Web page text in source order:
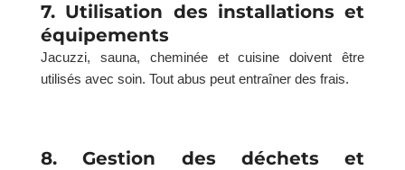
7. Utilisation des installations et
équipements
Jacuzzi, sauna, cheminée et cuisine doivent être
utilisés avec soin. Tout abus peut entraîner des frais.
8. Gestion des déchets et